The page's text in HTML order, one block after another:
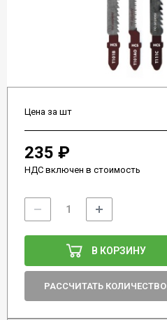
Цена за шт
235 ₽
НДС включен в стоимость
В КОРЗИНУ
РАССЧИТАТЬ КОЛИЧЕСТВО